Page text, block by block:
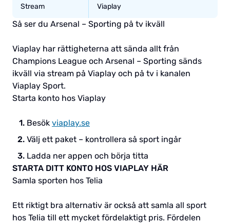
Stream Viaplay
Så ser du Arsenal – Sporting på tv ikväll
Viaplay har rättigheterna att sända allt från
Champions League och Arsenal – Sporting sänds
ikväll via stream på Viaplay och på tv i kanalen
Viaplay Sport.
Starta konto hos Viaplay
Besök viaplay.se
Välj ett paket – kontrollera så sport ingår
Ladda ner appen och börja titta
STARTA DITT KONTO HOS VIAPLAY HÄR
Samla sporten hos Telia
Ett riktigt bra alternativ är också att samla all sport
hos Telia till ett mycket fördelaktigt pris. Fördelen